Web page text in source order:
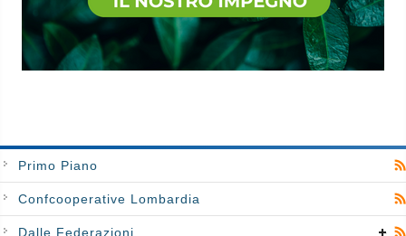
Primo Piano
Confcooperative Lombardia
Dalle Federazioni